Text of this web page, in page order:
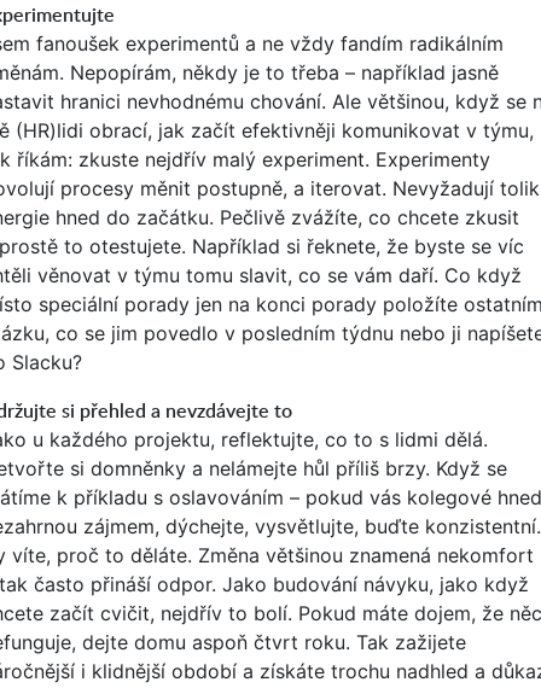
fanoušek experimentů a ne vždy fandím radikálním
Nepopírám, někdy je to třeba – například jasně
hranici nevhodnému chování. Ale většinou, když se
(HR)lidi obrací, jak začít efektivněji komunikovat v týmu,
říkám: zkuste nejdřív malý experiment. Experimenty
procesy měnit postupně, a iterovat. Nevyžadují tolik
hned do začátku. Pečlivě zvážíte, co chcete zkusit
to otestujete. Například si řeknete, že byste se víc
věnovat v týmu tomu slavit, co se vám daří. Co když
speciální porady jen na konci porady položíte
co se jim povedlo v posledním týdnu nebo ji
Slacku?
si přehled a nevzdávejte to
u každého projektu, reflektujte, co to s lidmi dělá.
si domněnky a nelámejte hůl příliš brzy. Když se
k příkladu s oslavováním – pokud vás kolegové hned
zájmem, dýchejte, vysvětlujte, buďte konzistentní.
víte, proč to děláte. Změna většinou znamená nekomfort
často přináší odpor. Jako budování návyku, jako když
začít cvičit, nejdřív to bolí. Pokud máte dojem, že
dejte domu aspoň čtvrt roku. Tak zažijete
i klidnější období a získáte trochu nadhled a